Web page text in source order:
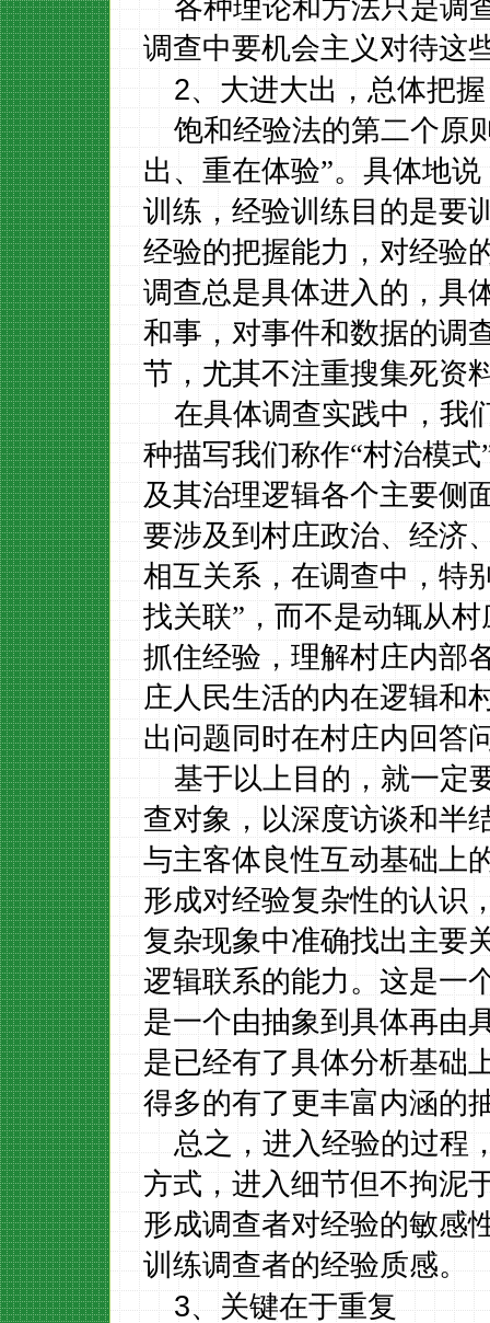
各种理论和方法只是调
调查中要机会主义对待这
2、大进大出，总体把握
饱和经验法的第二个原
出、重在体验”。具体地
训练，经验训练目的是要
经验的把握能力，对经验
调查总是具体进入的，具
和事，对事件和数据的调
节，尤其不注重搜集死资
在具体调查实践中，我
种描写我们称作“村治模
及其治理逻辑各个主要侧
要涉及到村庄政治、经济
相互关系，在调查中，特
找关联”，而不是动辄从
抓住经验，理解村庄内部
庄人民生活的内在逻辑和
出问题同时在村庄内回答
基于以上目的，就一定
查对象，以深度访谈和半
与主客体良性互动基础上
形成对经验复杂性的认识
复杂现象中准确找出主要
逻辑联系的能力。这是一
是一个由抽象到具体再由
是已经有了具体分析基础
得多的有了更丰富内涵的
总之，进入经验的过程
方式，进入细节但不拘泥
形成调查者对经验的敏感
训练调查者的经验质感。
3、关键在于重复